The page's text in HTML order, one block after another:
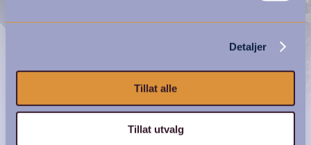
Detaljer
Tillat alle
Tillat utvalg